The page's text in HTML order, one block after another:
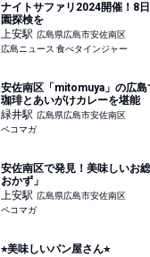
ナイトサファリ2024開催！8
園探検を
上安駅 広島県広島市安佐南区
広島ニュース 食べタインジャー
安佐南区「mitomuya」の広
珈琲とあいがけカレーを堪能
緑井駅 広島県広島市安佐南区
ペコマガ
安佐南区で発見！美味しいお
おかず」
上安駅 広島県広島市安佐南区
ペコマガ
⭐︎美味しいパン屋さん⭐︎